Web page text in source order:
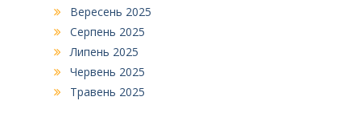
Вересень 2025
Серпень 2025
Липень 2025
Червень 2025
Травень 2025